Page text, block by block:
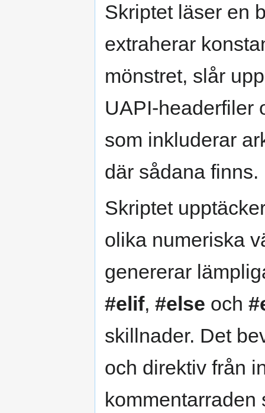
Skriptet läser en
extraherar
mönstret, slår
UAPI-headerfiler
som inkluderar
där sådana finns.
Skriptet
olika numeriska
genererar
#elif, #else och
skillnader. Det
och direktiv från